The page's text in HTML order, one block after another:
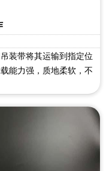
装带将其运输到指定位
能力强，质地柔软，不